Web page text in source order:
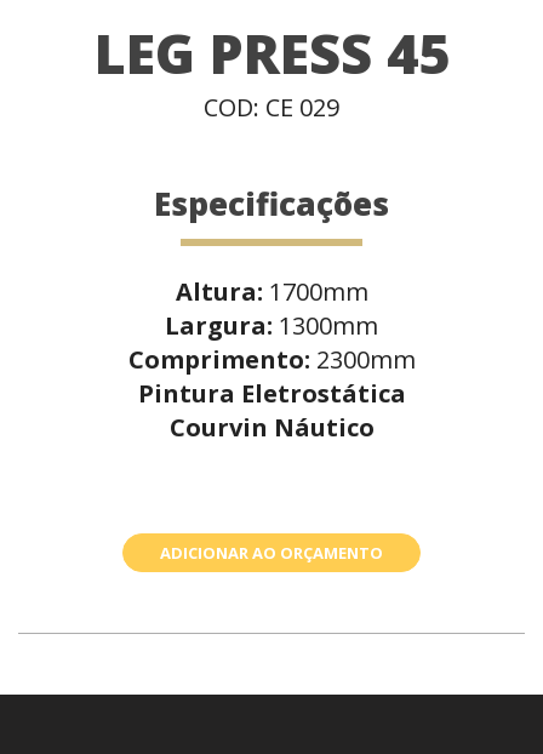
LEG PRESS 45
COD: CE 029
Especificações
Altura: 1700mm
Largura: 1300mm
Comprimento: 2300mm
Pintura Eletrostática
Courvin Náutico
ADICIONAR AO ORÇAMENTO